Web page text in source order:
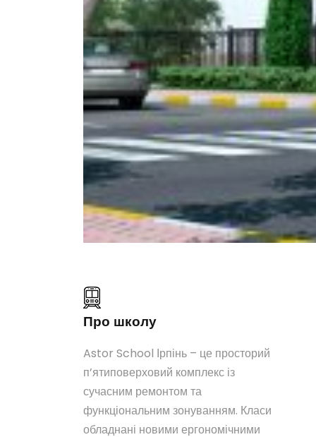
Про школу
Astor School Ірпінь – це просторий
п’ятиповерховий комплекс із
сучасним ремонтом та
функціональним зонуванням. Класи
обладнані новими ергономічними